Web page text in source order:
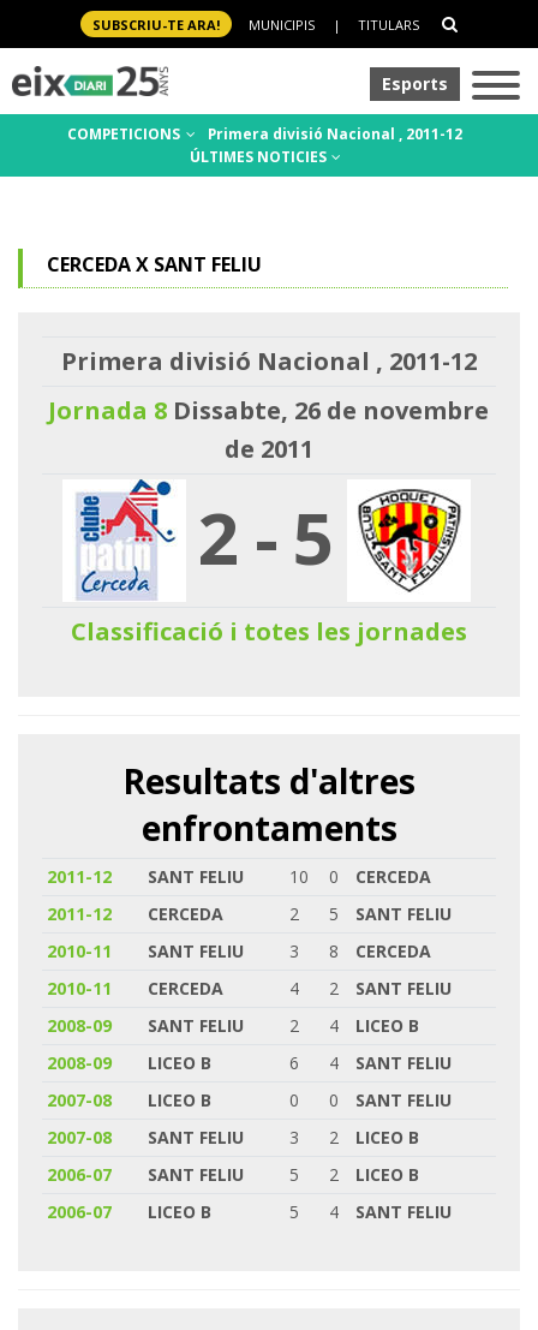
SUBSCRIU-TE ARA! MUNICIPIS | TITULARS
Esports
COMPETICIONS
Primera divisió Nacional , 2011-12
ÚLTIMES NOTICIES
CERCEDA X SANT FELIU
Primera divisió Nacional , 2011-12
Jornada 8 Dissabte, 26 de novembre
de 2011
2 -5
Classificació i totes les jornades
Resultats d'altres
enfrontaments
2011-12 SANT FELIU 10 0
CERCEDA
2011-12
CERCEDA 2 5
SANT FELIU
2010-11
SANT FELIU 3 8
CERCEDA
2010-11
CERCEDA 4 2
SANT FELIU
2008-09
SANT FELIU 2 4
LICEO B
2008-09
LICEO B 6 4
SANT FELIU
2007-08
LICEO B 0 0
SANT FELIU
2007-08
SANT FELIU 3 2
LICEO B
2006-07
SANT FELIU 5 2
LICEO B
2006-07
LICEO B 5 4 SANT FELIU